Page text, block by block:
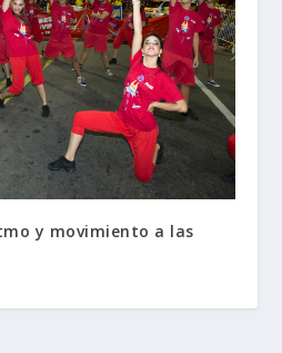
y movimiento a las